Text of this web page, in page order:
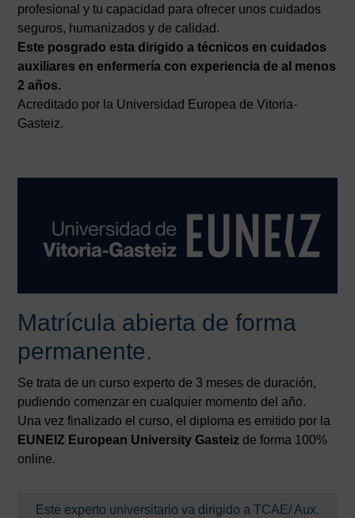
profesional y tu capacidad para ofrecer unos cuidados
seguros, humanizados y de calidad.
Este posgrado esta dirigido a técnicos en cuidados
auxiliares en enfermería con experiencia de al menos
2 años.
Acreditado por la Universidad Europea de Vitoria-
Gasteiz.
Matrícula abierta de forma
permanente.
Se trata de un curso experto de 3 meses de duración,
pudiendo comenzar en cualquier momento del año.
Una vez finalizado el curso, el diploma es emitido por la
EUNEIZ European University Gasteiz de forma 100%
online.
Este experto universitario va dirigido a TCAE/ Aux.